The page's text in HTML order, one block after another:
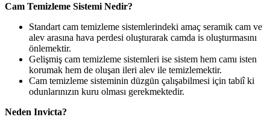
Cam Temizleme Sistemi Nedir?
Standart cam temizleme sistemlerindeki amaç seramik cam ve
alev arasına hava perdesi oluşturarak camda is oluşturmasını
önlemektir.
Gelişmiş cam temizleme sistemleri ise sistem hem camı isten
korumak hem de oluşan ileri alev ile temizlemektir.
Cam temizleme sisteminin düzgün çalışabilmesi için tabiî ki
odunlarınızın kuru olması gerekmektedir.
Neden Invicta?